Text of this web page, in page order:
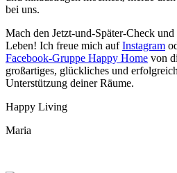
bei uns.
Mach den Jetzt-und-Später-Check
Leben! Ich freue mich aufInstagram
Facebook-Gruppe Happy Home von
großartiges, glückliches und
Unterstützung deiner Räume.
Happy Living
Maria